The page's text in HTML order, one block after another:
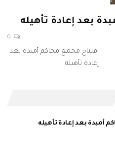
بعد إعادة تأهيله
افتتاح مجمع محاكم أمبدة بعد
إعادة تأهيله
أمبدة بعد إعادة تأهيله